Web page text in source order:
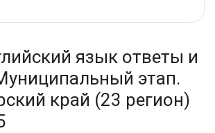
язык ответы и
этап.
край (23 регион)